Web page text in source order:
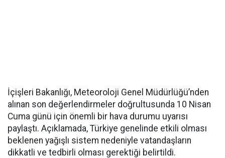
İçişleri Bakanlığı, Meteoroloji Genel Müdürlüğü’nden
alınan son değerlendirmeler doğrultusunda 10 Nisan
Cuma günü için önemli bir hava durumu uyarısı
paylaştı. Açıklamada, Türkiye genelinde etkili olması
beklenen yağışlı sistem nedeniyle vatandaşların
dikkatli ve tedbirli olması gerektiği belirtildi.